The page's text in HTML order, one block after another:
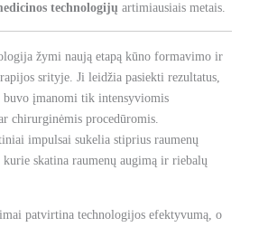
technologijų artimiausiais metais.
žymi naują etapą kūno formavimo ir
srityje. Ji leidžia pasiekti rezultatus,
buvo įmanomi tik intensyviomis
chirurginėmis procedūromis.
impulsai sukelia stiprius raumenų
kurie skatina raumenų augimą ir riebalų
patvirtina technologijos efektyvumą, o